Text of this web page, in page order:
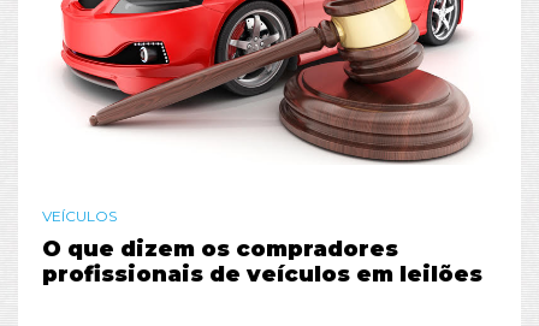
VEÍCULOS
O que dizem os compradores
profissionais de veículos em leilões